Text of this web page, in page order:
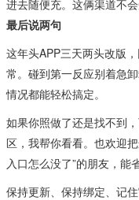
进去随便充。这俩渠道不
最后说两句
这年头APP三天两头改版
常。碰到第一反应别着急
情况都能轻松搞定。
如果你照做了还是找不到
区，我帮你看看。也欢迎
入口怎么没了”的朋友，能
保持更新、保持绑定、记